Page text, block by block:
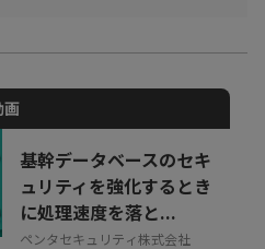
るサービスについて
質問いただけます！
申し込み可能
する 無料
画
基幹データベースのセキ
ュリティを強化するとき
に処理速度を落と...
ペンタセキュリティ株式会社